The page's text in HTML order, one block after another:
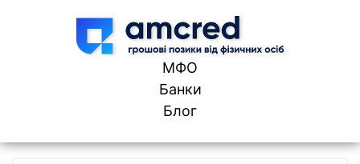
МФО
Банки
Блог